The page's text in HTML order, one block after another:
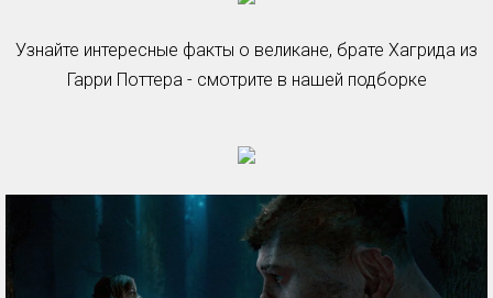
Узнайте интересные факты о великане, брате Хагрида из
Гарри Поттера - смотрите в нашей подборке